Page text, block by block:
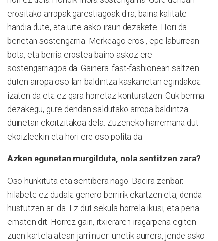
erositako arropak garestiagoak dira, baina kalitate
handia dute, eta urte asko iraun dezakete. Hori da
benetan sostengarria. Merkeago erosi, epe laburrean
bota, eta berria erostea baino askoz ere
sostengarriagoa da. Gainera, fast-fashionean saltzen
duten arropa oso lan-baldintza kaskarretan egindakoa
izaten da eta ez gara horretaz konturatzen. Guk berma
dezakegu, gure dendan saldutako arropa baldintza
duinetan ekoitzitakoa dela. Zuzeneko harremana dut
ekoizleekin eta hori ere oso polita da.
Azken egunetan murgilduta, nola sentitzen zara?
Oso hunkituta eta sentibera nago. Badira zenbait
hilabete ez dudala genero berririk ekartzen eta, denda
hustutzen ari da. Ez dut sekula horrela ikusi, eta pena
ematen dit. Horrez gain, itxieraren iragarpena egiten
zuen kartela atean jarri nuen unetik aurrera, jende asko